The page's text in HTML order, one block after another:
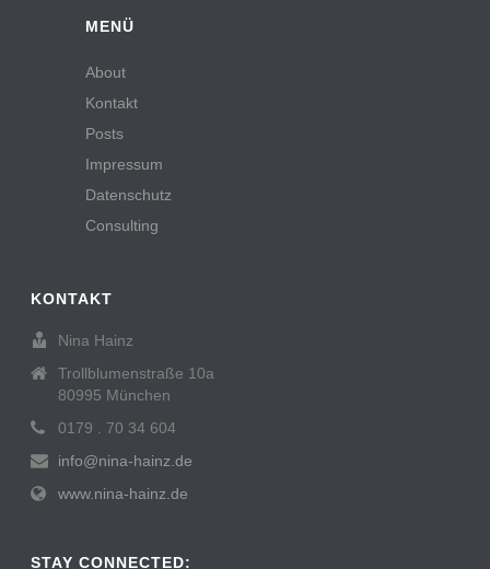
MENÜ
About
Kontakt
Posts
Impressum
Datenschutz
Consulting
KONTAKT
Nina Hainz
Trollblumenstraße 10a
80995 München
0179 . 70 34 604
info@nina-hainz.de
www.nina-hainz.de
STAY CONNECTED: